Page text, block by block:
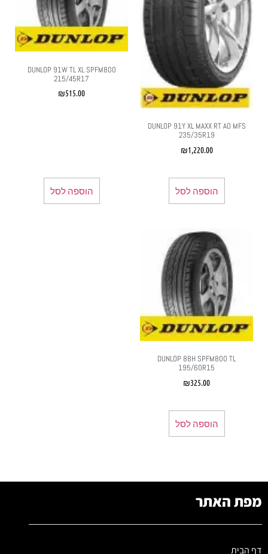
DUNLOP 91Y XL MAXX RT AO MFS
235/35R19
₪1,220.00
הוספה לסל
DUNLOP 91W TL XL SPFM800
215/45R17
₪515.00
הוספה לסל
DUNLOP 88H SPFM800 TL
195/60R15
₪325.00
הוספה לסל
מפת האתר
דף הבית